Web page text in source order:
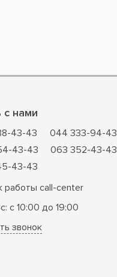
с нами
43-43
044 333-94-43
43-43
063 352-43-43
43-43
работы call-center
с 10:00 до 19:00
звонок